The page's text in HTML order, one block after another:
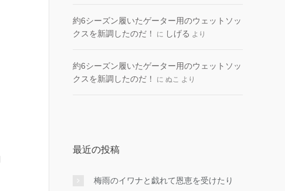
約6シーズン履いたゲーター用のウェットソッ
クスを新調したのだ！
に しげる より
約6シーズン履いたゲーター用のウェットソッ
クスを新調したのだ！
に ぬこ より
最近の投稿
梅雨のイワナと戯れて恩恵を受けたり